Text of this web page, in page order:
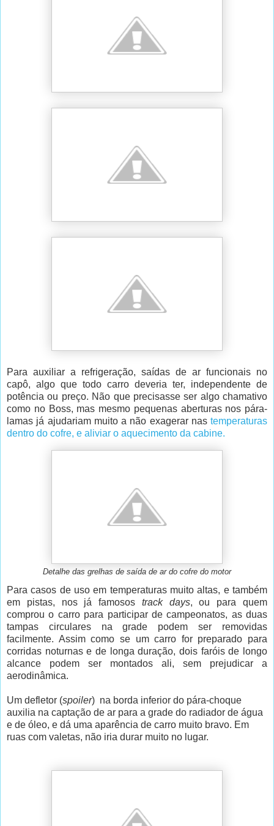
Para auxiliar a refrigeração, saídas de ar funcionais no
capô, algo que todo carro deveria ter, independente de
potência ou preço. Não que precisasse ser algo chamativo
como no Boss, mas mesmo pequenas aberturas nos pára-
lamas já ajudariam muito a não exagerar nas temperaturas
dentro do cofre, e aliviar o aquecimento da cabine.
Detalhe das grelhas de saída de ar do cofre do motor
Para casos de uso em temperaturas muito altas, e também
em pistas, nos já famosos track days, ou para quem
comprou o carro para participar de campeonatos, as duas
tampas circulares na grade podem ser removidas
facilmente. Assim como se um carro for preparado para
corridas noturnas e de longa duração, dois faróis de longo
alcance podem ser montados ali, sem prejudicar a
aerodinâmica.
Um defletor (spoiler) na borda inferior do pára-choque
auxilia na captação de ar para a grade do radiador de água
e de óleo, e dá uma aparência de carro muito bravo. Em
ruas com valetas, não iria durar muito no lugar.